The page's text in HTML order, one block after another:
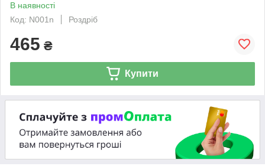
В наявності
Код: N001n
Роздріб
465 ₴
Купити